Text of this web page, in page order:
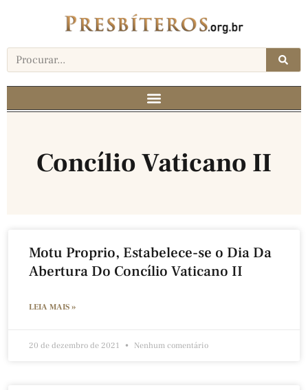
Concílio Vaticano II
Motu Proprio, Estabelece-se o Dia Da
Abertura Do Concílio Vaticano II
LEIA MAIS »
20 de dezembro de 2021 Nenhum comentário